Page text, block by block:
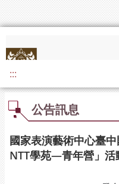
:::
公告訊息
國家表演藝術中心臺
NTT學苑—青年營」活